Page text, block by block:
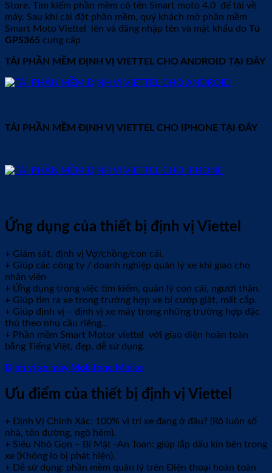
Store. Tìm kiếm phần mềm có tên Smart moto 4.0 để tải về
máy. Sau khi cài đặt phần mềm, quý khách mở phần mềm
Smart Moto Viettel lên và đăng nhập tên và mật khẩu do Tú
GPS365 cung cấp
TẢI PHẦN MỀM ĐỊNH VỊ VIETTEL CHO ANDROID TẠI ĐÂY
TẢI PHẦN MỀM ĐỊNH VỊ VIETTEL CHO IPHONE TẠI ĐÂY
Ứng dụng của thiết bị định vị Viettel
+ Giám sát, định vị Vợ/chồng/con cái.
+ Giúp các công ty / doanh nghiệp quản lý xe khi giao cho
nhân viên
+ Ứng dụng trong việc tìm kiếm, quản lý con cái, người thân.
+ Giúp tìm ra xe trong trường hợp xe bị cướp giật, mất cắp.
+ Giúp định vị – định vị xe máy trong những trường hợp đặc
thù theo nhu cầu riêng…
+ Phần mềm Smart Motor viettel với giao diện hoàn toàn
bằng Tiếng Việt, đẹp, dễ sử dụng.
Định vị xe máy Mobifone Mbike
Ưu điểm của thiết bị định vị Viettel
+ Định Vị Chính Xác: 100% vị trí xe đang ở đâu? (Rõ luôn số
nhà, tên đường, ngõ hẻm).
+ Siêu Nhỏ Gọn – Bí Mật -An Toàn: giúp lắp dấu kín bên trong
xe (Không lo bị phát hiện).
+ Dễ sử dụng: phần mềm quản lý trên Điện thoại hoàn toàn